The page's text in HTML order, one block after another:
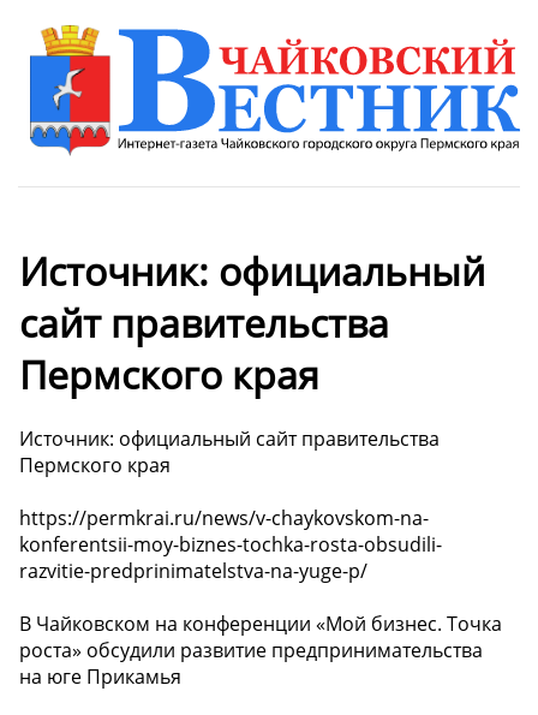
Источник: официальный
сайт правительства
Пермского края
Источник: официальный сайт правительства
Пермского края
https://permkrai.ru/news/v-chaykovskom-na-
konferentsii-moy-biznes-tochka-rosta-obsudili-
razvitie-predprinimatelstva-na-yuge-p/
В Чайковском на конференции «Мой бизнес. Точка
роста» обсудили развитие предпринимательства
на юге Прикамья